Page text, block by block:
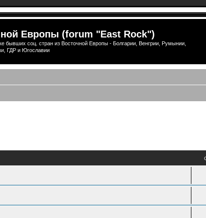
Европы (forum "East Rock")
бывших соц. стран из Восточной Европы - Болгарии, Венгрии, Румынии,
ГДР и Югославии